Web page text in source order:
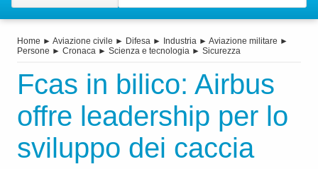
Home ► Aviazione civile ► Difesa ► Industria ► Aviazione militare ►
Persone ► Cronaca ► Scienza e tecnologia ► Sicurezza
Fcas in bilico: Airbus
offre leadership per lo
sviluppo dei caccia